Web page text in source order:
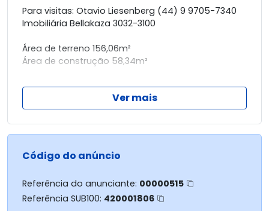
Para visitas: Otavio Liesenberg (44) 9 9705-7340
Imobiliária Bellakaza 3032-3100
Área de terreno 156,06m²
Área de construção 58,34m²
- Cozinha
- 2 Quartos
- Bwc social
- Área de serviço
- Garagem coberta
Ver mais
Código do anúncio
Referência do anunciante: 00000515
Referência SUB100: 420001806